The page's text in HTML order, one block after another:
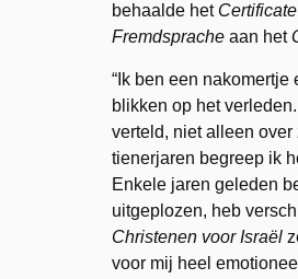
behaalde het
Fremdsprache aan het
“Ik ben een
blikken op het
verteld, niet alleen
tienerjaren begreep ik
Enkele jaren geleden
uitgeplozen, heb
Christenen voor Israël
voor mij heel